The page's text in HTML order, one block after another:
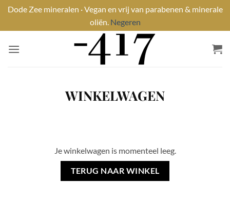
Dode Zee mineralen · Vegan en vrij van parabenen & minerale
oliën. Negeren
naar
WINKELWAGEN
Je winkelwagen is momenteel leeg.
TERUG NAAR WINKEL